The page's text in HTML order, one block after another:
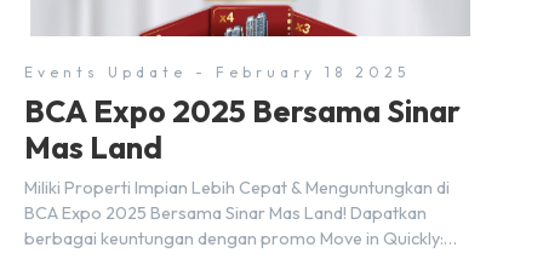
Events Update - February 18 2025
BCA Expo 2025 Bersama Sinar
Mas Land
Miliki Properti Impian Lebih Cepat & Menguntungkan di
BCA Expo 2025 Bersama Sinar Mas Land! Dapatkan
berbagai keuntungan dengan promo Move in Quickly: